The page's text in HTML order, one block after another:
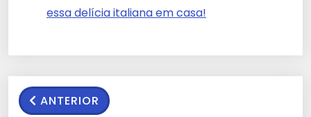
essa delícia italiana em casa!
ANTERIOR